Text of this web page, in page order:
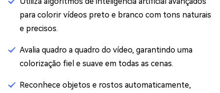
para colorir vídeos preto e branco com tons naturais
e precisos.
Avalia quadro a quadro do vídeo, garantindo uma
colorização fiel e suave em todas as cenas.
Reconhece objetos e rostos automaticamente,